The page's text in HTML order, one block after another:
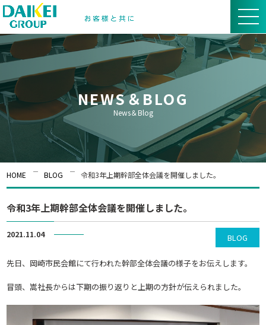
NEWS＆BLOG
News＆Blog
HOME BLOG 令和3年上期幹部全体会議を開催しました。
令和3年上期幹部全体会議を開催しました。
2021.11.04 BLOG
先日、岡崎市民会館にて行われた幹部全体会議の様子をお伝えします。
冒頭、嵩社長からは下期の振り返りと上期の方針が伝えられました。